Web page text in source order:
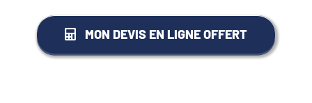
MON DEVIS EN LIGNE OFFERT